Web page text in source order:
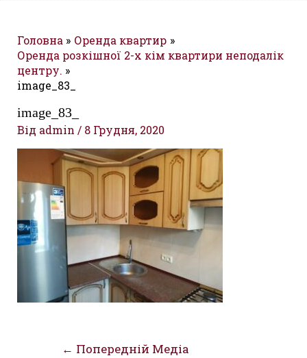
Головна
Оренда квартир
Оренда розкішної 2-х кім квартири неподалік
центру.
image_83_
image_83_
Від admin / 8 Грудня, 2020
Навігація
← Попередній Медіа